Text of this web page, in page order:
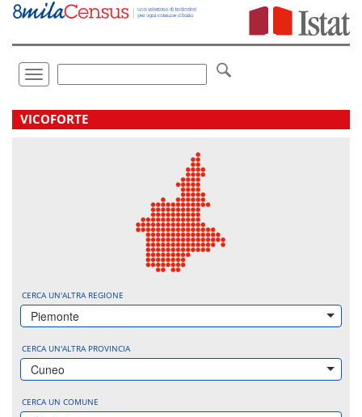
Vai
direttamente
Toggle
navigation
.
VICOFORTE
CERCA UN'ALTRA REGIONE
Piemonte
CERCA UN'ALTRA PROVINCIA
Cuneo
CERCA UN COMUNE